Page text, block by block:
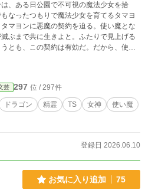
、ある日公園で不可視の魔法少女を拾
なったつもりで魔法少女を育てるタマヨ
マヨンに悪魔の契約を迫る。使い魔とな
ぶまで共に生きよと。ふたりで見上げる
とも、この契約は有効だ。だから、使い
働く。永遠に続く老後生活を支える資金
芸 297 位 / 297件
ドラゴン 精霊 TS 女神
使い魔
登録日 2026.06.10
お気に入り追加 75